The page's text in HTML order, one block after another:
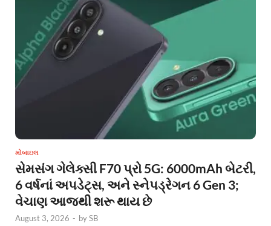
મોબાઇલ
સેમસંગ ગેલેક્સી F70 પ્રો 5G: 6000mAh બેટરી,
6 વર્ષનાં અપડેટ્સ, અને સ્નેપડ્રેગન 6 Gen 3;
વેચાણ આજથી શરૂ થાય છે
August 3, 2026 - bySB